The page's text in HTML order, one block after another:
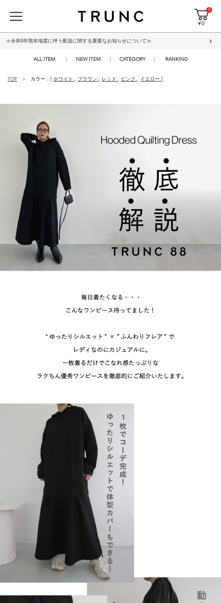
0
¥ 0
≪令和8年熊本地震に伴う配送に関する重要なお知らせについて≫
ALL ITEM NEW ITEM CATEGORY RANKING
TOP カラー：[ ホワイト , ブラウン , レッド , ピンク , イエロー